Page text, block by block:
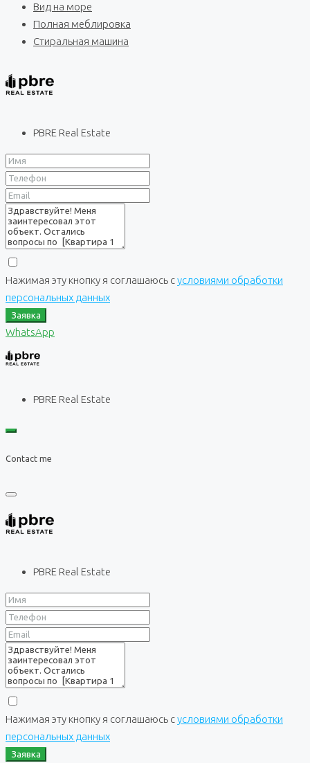
Вид на море
Полная меблировка
Стиральная машина
PBRE Real Estate
Нажимая эту кнопку я соглашаюсь сусловиями обработки
персональных данных
Заявка
WhatsApp
PBRE Real Estate
Contact me
PBRE Real Estate
Нажимая эту кнопку я соглашаюсь сусловиями обработки
персональных данных
Заявка